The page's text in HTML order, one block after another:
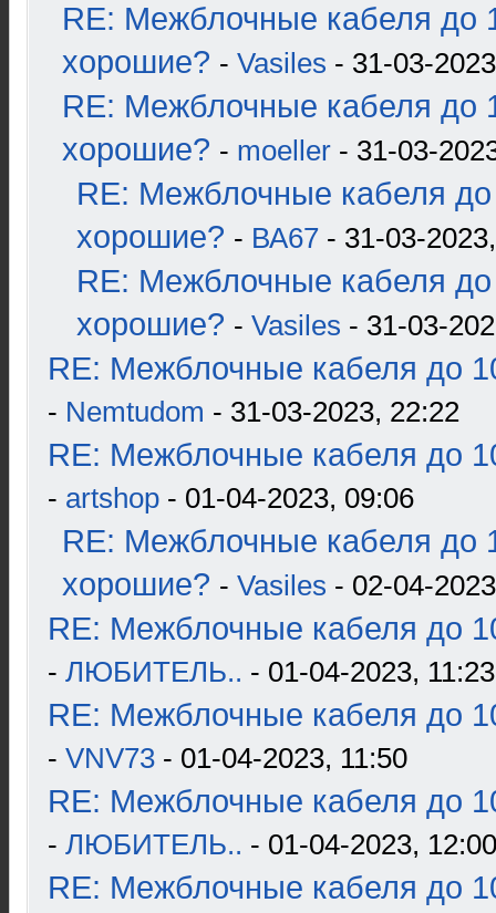
RE: Межблочные кабеля до
хорошие? - Vasiles - 31-03-
RE: Межблочные кабеля до
хорошие? - moeller - 31-03-
RE: Межблочные кабеля до
хорошие? - ВА67 - 31-03-
RE: Межблочные кабеля до
хорошие? - Vasiles - 31-03-
RE: Межблочные кабеля до
- Nemtudom - 31-03-2023, 22:22
RE: Межблочные кабеля до
- artshop - 01-04-2023, 09:06
RE: Межблочные кабеля до
хорошие? - Vasiles - 02-04-
RE: Межблочные кабеля до
- ЛЮБИТЕЛЬ.. - 01-04-2023, 11:23
RE: Межблочные кабеля до
- VNV73 - 01-04-2023, 11:50
RE: Межблочные кабеля до
- ЛЮБИТЕЛЬ.. - 01-04-2023, 12:00
RE: Межблочные кабеля до